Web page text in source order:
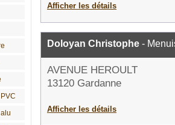
Afficher les détails
Doloyan Christophe -
AVENUE HEROULT
13120 Gardanne
Afficher les détails